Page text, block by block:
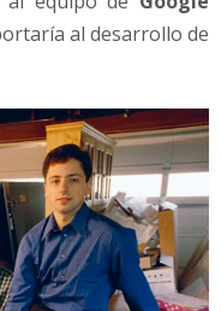
al desarrollo de